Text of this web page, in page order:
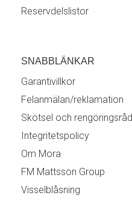
Reservdelslistor
SNABBLÄNKAR
Garantivillkor
Felanmälan/reklamation
Skötsel och rengöringsråd
Integritetspolicy
Om Mora
FM Mattsson Group
Visselblåsning